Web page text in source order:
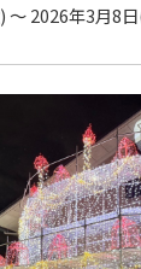
～ 2026年3月8